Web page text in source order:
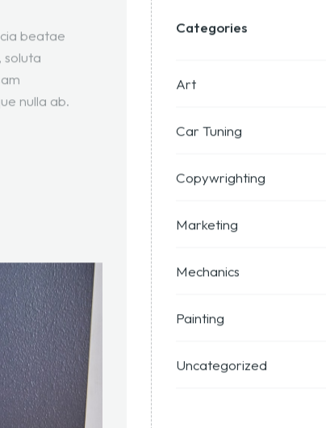
beatae
soluta
nulla ab.
Categories
Art
Car Tuning
Copywrighting
Marketing
Mechanics
Painting
Uncategorized